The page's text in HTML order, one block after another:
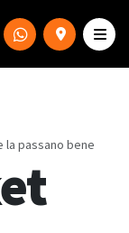
la passano bene